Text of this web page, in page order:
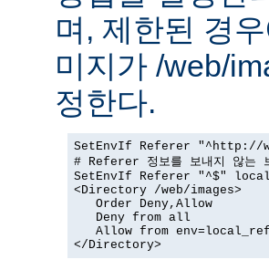
며, 제한된 경
미지가 /web/
정한다.
SetEnvIf Referer "^http://
# Referer 정보를 보내지 않는
SetEnvIf Referer "^$"
<Directory /web/images>
   Order Deny,Allow
   Deny from all
Allow from
</Directory>